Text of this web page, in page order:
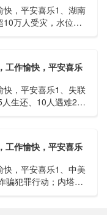
，平安喜乐1、湖南
万人受灾，水位正
工作愉快，平安喜乐
，平安喜乐1、失联
生还、10人遇难2、
工作愉快，平安喜乐
，平安喜乐1、中美
骗犯罪行动；内塔尼